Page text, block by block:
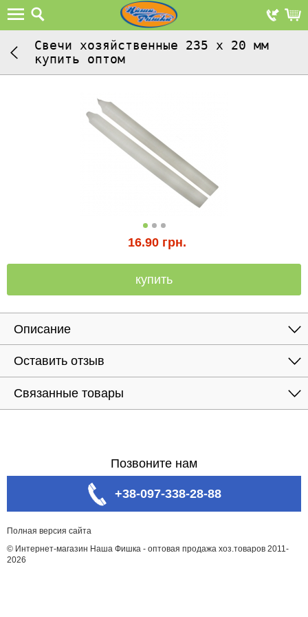
Свечи хозяйственные 235 х 20 мм
купить оптом
16.90 грн.
купить
Описание
Оставить отзыв
Связанные товары
Позвоните нам
+38-097-338-28-88
Полная версия сайта
© Интернет-магазин Наша Фишка - оптовая продажа хоз.товаров 2011-
2026